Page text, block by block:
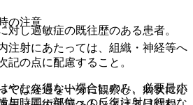
の注意
注射にあたっては、組織・神経等へ
記の点に配慮すること。
やむを得ない場合にのみ、必要最小
与時同一部位への反復注射は行わな
し過敏症の既往歴のある患者。
ては経過を十分に観察し、病状に応